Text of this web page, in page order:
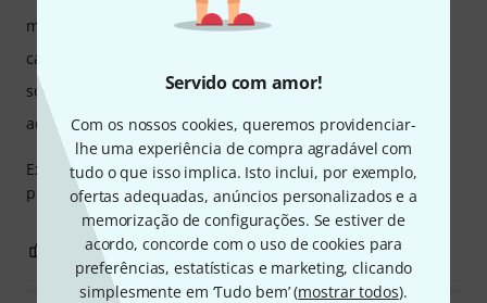
Servido com amor!
Com os nossos cookies, queremos providenciar-
lhe uma experiência de compra agradável com
tudo o que isso implica. Isto inclui, por exemplo,
ofertas adequadas, anúncios personalizados e a
memorização de configurações. Se estiver de
acordo, concorde com o uso de cookies para
preferências, estatísticas e marketing, clicando
simplesmente em ‘Tudo bem’ (mostrar todos).
Excelente escolha para quem gosta de tocar em teclados,
peso de tecla ótimo
manuseio
características
som
acabamento
0 REPORTAR A CRÍTICA